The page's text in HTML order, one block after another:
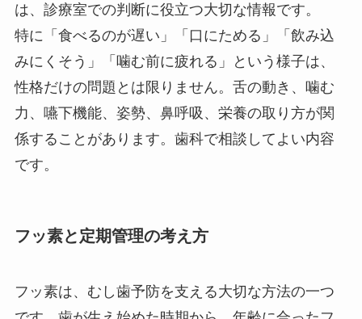
は、診療室での判断に役立つ大切な情報です。
特に「食べるのが遅い」「口にためる」「飲み込
みにくそう」「噛む前に疲れる」という様子は、
性格だけの問題とは限りません。舌の動き、噛む
力、嚥下機能、姿勢、鼻呼吸、栄養の取り方が関
係することがあります。歯科で相談してよい内容
です。
フッ素と定期管理の考え方
フッ素は、むし歯予防を支える大切な方法の一つ